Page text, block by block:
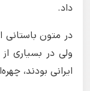
داد.
در متون باستانی
ولی در بسیاری
ایرانی بودند،